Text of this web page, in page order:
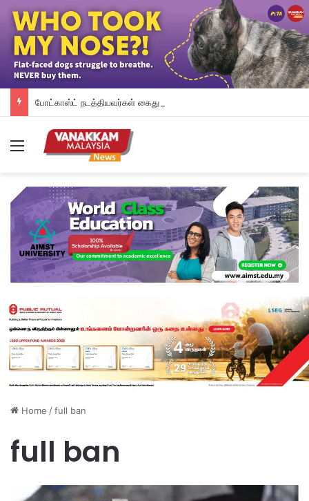
Menu
Home /full ban
full ban